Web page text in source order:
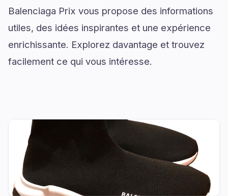
Balenciaga Prix vous propose des informations
utiles, des idées inspirantes et une expérience
enrichissante. Explorez davantage et trouvez
facilement ce qui vous intéresse.